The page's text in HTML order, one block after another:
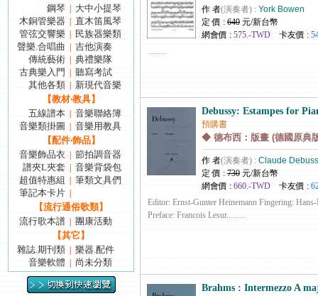
鋼琴
大中小提琴
木銅管樂器
直木笛風琴
管弦交響樂
民族器樂類
聲樂.合唱曲
吉他演奏
傳統藝術
典禮樂隊
古典樂入門
聽寫考試
其他各類
新現代音樂
【教材‧教具】
五線譜本
音樂聯絡簿
音樂類掛圖
音樂用教具
【配件‧飾品】
音樂飾品衣
節拍調音器
譜夾L夾套
音樂背袋包
超值特惠組
筆類文具們
筆記本卡片
【流行通俗歌類】
流行歌本譜
團康活動
【其它】
雜誌.期刊類
樂器.配件
音樂軟體
尚未分類
作 者(演奏者) : York Bowen
定 價 : 640 元/新台幣
網會價 : 575.-TWD 卡友價 :
.........
Debussy: Estampes for
預購書
◆ 德布西：版畫 (德國原典
作 者(演奏者) : Claude
定 價 : 730 元/新台幣
網會價 : 660.-TWD 卡友價 :
Editor: Ernst-Gunter Heinemann Fingering:
Preface: Francois Lesur.........
Brahms : Intermezzo A